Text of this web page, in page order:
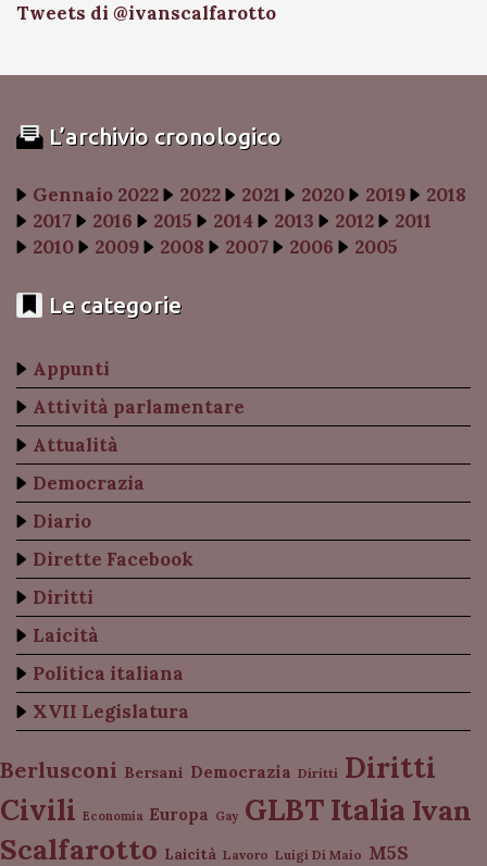
Tweets di @ivanscalfarotto
L’archivio cronologico
Gennaio 2022 2022 2021 2020 2019
2018
2017
2016 2015 2014 2013 2012
2011
2010
2009 2008 2007 2006 2005
Le categorie
Appunti
Attività parlamentare
Attualità
Democrazia
Diario
Dirette Facebook
Diritti
Laicità
Politica italiana
XVII Legislatura
Berlusconi Bersani Democrazia Diritti Diritti
Civili Economia Europa Gay GLBT Italia Ivan
Scalfarotto Laicità Lavoro Luigi Di Maio M5S